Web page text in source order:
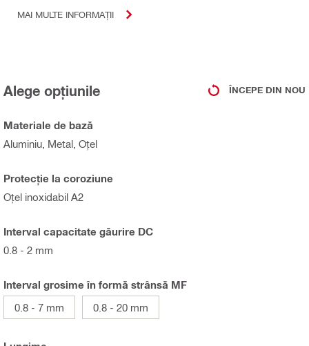
MAI MULTE INFORMAȚII
Alege opțiunile ÎNCEPE DIN NOU
Materiale de bază
Aluminiu, Metal, Oţel
Protecţie la coroziune
Oţel inoxidabil A2
Interval capacitate găurire DC
0.8 - 2 mm
Interval grosime în formă strânsă MF
0.8 - 7 mm
0.8 - 20 mm